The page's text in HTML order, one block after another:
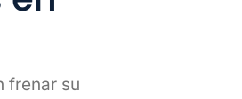
frenar su